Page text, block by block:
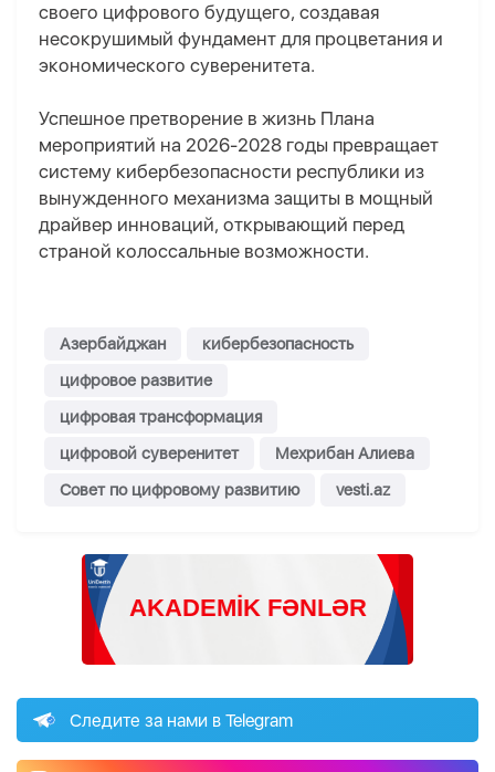
своего цифрового будущего, создавая
несокрушимый фундамент для процветания и
экономического суверенитета.
Успешное претворение в жизнь Плана
мероприятий на 2026-2028 годы превращает
систему кибербезопасности республики из
вынужденного механизма защиты в мощный
драйвер инноваций, открывающий перед
страной колоссальные возможности.
Азербайджан
кибербезопасность
цифровое развитие
цифровая трансформация
цифровой суверенитет
Мехрибан Алиева
Совет по цифровому развитию
vesti.az
Следите за нами в Telegram